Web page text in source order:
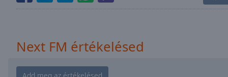
Next FM értékelésed